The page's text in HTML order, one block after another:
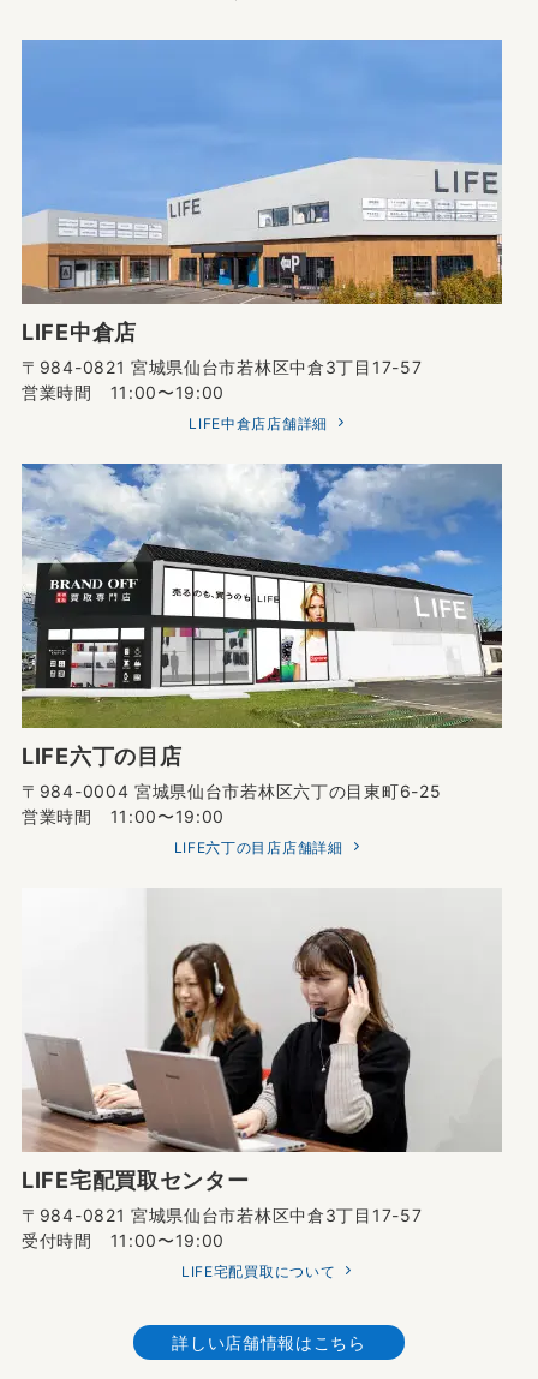
LIFE中倉店
〒984-0821 宮城県仙台市若林区中倉3丁目17-57
営業時間 11:00〜19:00
LIFE中倉店店舗詳細
LIFE六丁の目店
〒984-0004 宮城県仙台市若林区六丁の目東町6-25
営業時間 11:00〜19:00
LIFE六丁の目店店舗詳細
LIFE宅配買取センター
〒984-0821 宮城県仙台市若林区中倉3丁目17-57
受付時間 11:00〜19:00
LIFE宅配買取について
詳しい店舗情報はこちら